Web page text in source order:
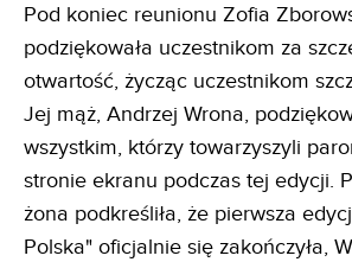
Pod koniec reunionu Zofia
podziękowała uczestnikom za
otwartość, życząc uczestnikom
Jej mąż, Andrzej Wrona,
wszystkim, którzy towarzyszyli
stronie ekranu podczas tej edycji.
żona podkreśliła, że pierwsza
Polska" oficjalnie się zakończyła,